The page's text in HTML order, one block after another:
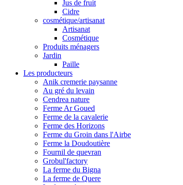
Jus de fruit
Cidre
cosmétique/artisanat
Artisanat
Cosmétique
Produits ménagers
Jardin
Paille
Les producteurs
Anik cremerie paysanne
Au gré du levain
Cendrea nature
Ferme Ar Goued
Ferme de la cavalerie
Ferme des Horizons
Ferme du Groin dans l'Airbe
Ferme la Doudoutière
Fournil de quevran
Grobul'factory
La ferme du Bigna
La ferme de Quere